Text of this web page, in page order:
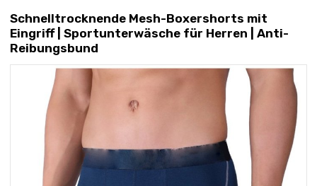
Schnelltrocknende Mesh-Boxershorts mit
Eingriff | Sportunterwäsche für Herren | Anti-
Reibungsbund